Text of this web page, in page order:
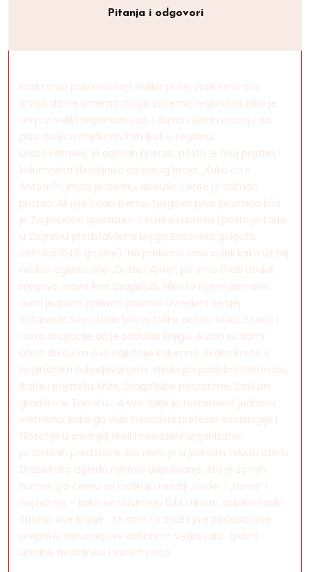
Pitanja i odgovori
Kada smo pokretali sajt Velike priče, znali smo dve
stvari: da ne smemo da ga zovemo regionalni, iako je
on prvi veliki regionalni sajt, i da na njemu moraju da
pišu dvojica najduhovitijih ljudi u regionu.
Draža Petrović je odmah pristao, pošto je moj prijatelj i
kolumnista Nedeljnika od prvog broja. „Kako ću s
Antom?“, imao je tremu, doduše. I Ante je odmah
pristao. Ali nije imao tremu. Njegova prva kolumna bila
je Zagrebački sporazum četnika i ustaša (pošto je tada
u Zagrebu predstavljena knjiga Bosanska golgota
četnika 1945. godine). Na prelomu smo videli kako uz taj
naslov izgleda ono „Draža i Ante“, pa smo Draži dodali
njegovo pravo ime Dragoljub. Niko to nije ni primetio
osim jednom prilikom pomalo uvređeni Sergej
Trifunović.Sve ostalo bilo je toliko dobro, toliko čitano i
toliko drugačije da je zaslužilo knjigu. Autori su sami
otkrili da su im ovo najličnije kolumne. Svaka kreće s
originalnim oslovljavanjem: Visokoprepodobni Petroviću,
Brate i prijatelju Ante, Dragoljube pobratime, Zaslužni
građanine Tomiću... A sve dalje je testament jednom
vremenu, kako ga vide nesuđeni profesor sociologije i
filozofije u srednjoj školi i nesuđeni organizator
pozorišnih predstava, što nam je u jednom tekstu otkrio
Draža.Kako izgleda njihovo dopisivanje, šta je za njih
humor, po čemu se razlikuju mediji „ovde“ i „tamo“ i
najvažnije – kako se razumeju Srbi i Hrvati, otkriće svaki
čitalac ove knjige... Mi smo to znali i pre početka ove
prepiske: razumeju se odlično!– Veljko Lalić, glavni
urednik Nedeljnika i Velikih priča